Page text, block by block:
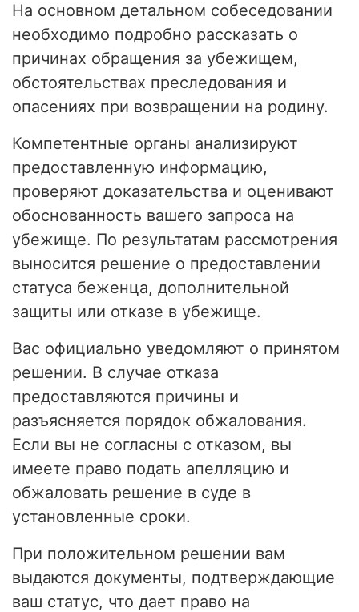
На основном детальном собеседовании
необходимо подробно рассказать о
причинах обращения за убежищем,
обстоятельствах преследования и
опасениях при возвращении на родину.
Компетентные органы анализируют
предоставленную информацию,
проверяют доказательства и оценивают
обоснованность вашего запроса на
убежище. По результатам рассмотрения
выносится решение о предоставлении
статуса беженца, дополнительной
защиты или отказе в убежище.
Вас официально уведомляют о принятом
решении. В случае отказа
предоставляются причины и
разъясняется порядок обжалования.
Если вы не согласны с отказом, вы
имеете право подать апелляцию и
обжаловать решение в суде в
установленные сроки.
При положительном решении вам
выдаются документы, подтверждающие
ваш статус, что дает право на